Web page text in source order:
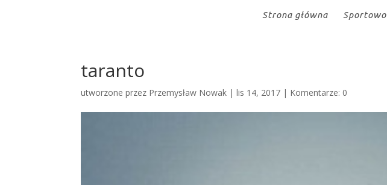
Strona główna Sportowo
taranto
utworzone przez Przemysław Nowak |lis 14, 2017 | Komentarze: 0